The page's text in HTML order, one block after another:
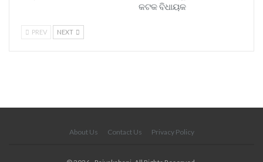
କଟକ ବିଧାୟକ
PREV NEXT
About Us Contact Us Privacy Policy